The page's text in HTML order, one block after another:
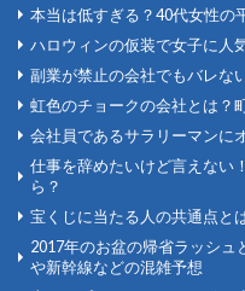
本当は低すぎる？40代女性の
ハロウィンの仮装で女子に人
副業が禁止の会社でもバレな
虹色のチョークの会社とは？
会社員であるサラリーマンに
仕事を辞めたいけど言えない
ら？
宝くじに当たる人の共通点と
2017年のお盆の帰省ラッシ
や新幹線などの混雑予想